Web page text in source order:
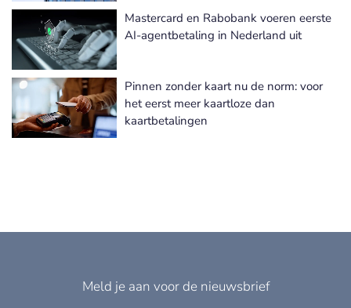
Mastercard en Rabobank voeren eerste
AI-agentbetaling in Nederland uit
Pinnen zonder kaart nu de norm: voor
het eerst meer kaartloze dan
kaartbetalingen
Meld je aan voor de nieuwsbrief